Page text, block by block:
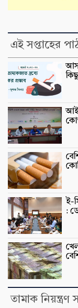
এই সপ্তাহের
ই-
:
তামাক নিয়ন্ত্রণ